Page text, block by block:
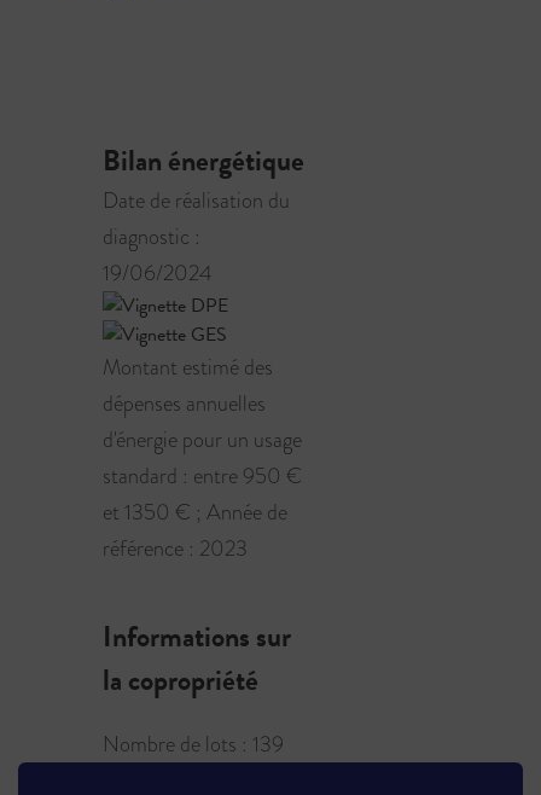
Bilan énergétique
Date de réalisation du
diagnostic :
19/06/2024
Montant estimé des
dépenses annuelles
d'énergie pour un usage
standard : entre 950 €
et 1350 € ; Année de
référence : 2023
Informations sur
la copropriété
Nombre de lots : 139